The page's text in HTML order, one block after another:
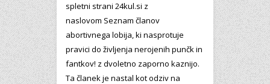
spletni strani 24kul.si z
naslovom Seznam članov
abortivnega lobija, ki nasprotuje
pravici do življenja nerojenih punčk in
fantkov! z dvoletno zaporno kaznijo.
Ta članek je nastal kot odziv na